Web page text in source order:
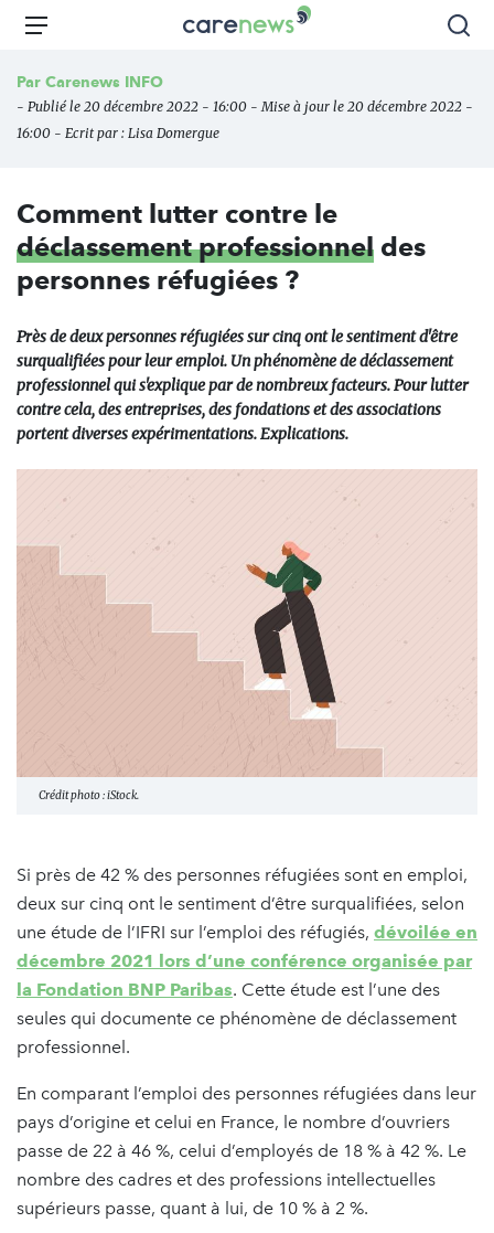
Aller
principal
Carenews,
des
Menu
Par Carenews INFO
- Publié le 20 décembre 2022 - 16:00 - Mise à jour le 20 décembre 2022 -
16:00 - Ecrit par : Lisa Domergue
Comment lutter contre le
déclassement professionnel des
personnes réfugiées ?
Près de deux personnes réfugiées sur cinq ont le sentiment d'être
surqualifiées pour leur emploi. Un phénomène de déclassement
professionnel qui s'explique par de nombreux facteurs. Pour lutter
contre cela, des entreprises, des fondations et des associations
portent diverses expérimentations. Explications.
Crédit photo : iStock.
Si près de 42 % des personnes réfugiées sont en emploi,
deux sur cinq ont le sentiment d’être surqualifiées, selon
une étude de l’IFRI sur l’emploi des réfugiés, dévoilée en
décembre 2021 lors d’une conférence organisée par
la Fondation BNP Paribas. Cette étude est l’une des
seules qui documente ce phénomène de déclassement
professionnel.
En comparant l’emploi des personnes réfugiées dans leur
pays d’origine et celui en France, le nombre d’ouvriers
passe de 22 à 46 %, celui d’employés de 18 % à 42 %. Le
nombre des cadres et des professions intellectuelles
supérieurs passe, quant à lui, de 10 % à 2 %.